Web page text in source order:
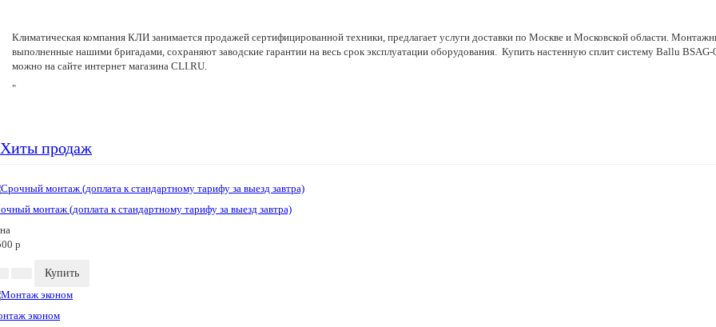
Климатическая компания КЛИ занимается продажей сертифицированной техники, предлагает услуги доставки по Москве и Московской области.
выполненные нашими бригадами, сохраняют заводские гарантии на весь срок эксплуатации оборудования. Купить настенную сплит систему Ballu
можно на сайте интернет магазина CLI.RU.
"
Хиты продаж
монтаж (доплата к стандартному тарифу за выезд завтра)
p
Купить
эконом